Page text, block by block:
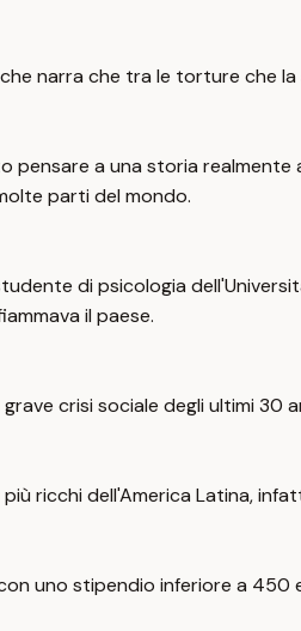
narra che tra le torture che
pensare a una storia
parti del mondo.
di psicologia
il paese.
crisi sociale degli ultimi 30
ricchi dell'America Latina,
uno stipendio inferiore a 450